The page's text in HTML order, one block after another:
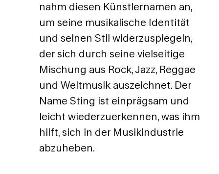
nahm diesen Künstlernamen an,
um seine musikalische Identität
und seinen Stil widerzuspiegeln,
der sich durch seine vielseitige
Mischung aus Rock, Jazz, Reggae
und Weltmusik auszeichnet. Der
Name Sting ist einprägsam und
leicht wiederzuerkennen, was ihm
hilft, sich in der Musikindustrie
abzuheben.